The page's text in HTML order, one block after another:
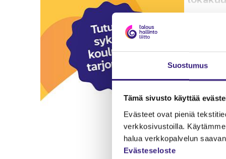
Suos­tu­mus
Tämä si­vus­to käyt­tää
Eväs­teet ovat pie­niä
verk­ko­si­vus­toil­la.
halua verk­ko­pal­ve­lun
Eväs­te­se­los­te